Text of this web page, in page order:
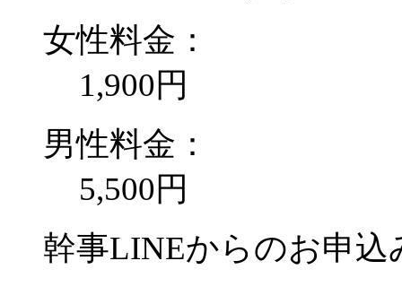
女性料金：
1,900円
男性料金：
5,500円
幹事LINEからのお申込